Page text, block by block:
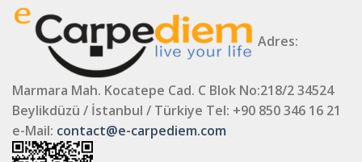
Adres:
Marmara Mah. Kocatepe Cad. C Blok No:218/2 34524
Beylikdüzü / İstanbul / Türkiye Tel: +90 850 346 16 21
e-Mail: contact@e-carpediem.com